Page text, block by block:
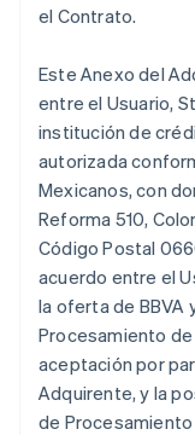
el Contrato.
Este Anexo del
entre el Usuario,
institución de
autorizada
Mexicanos, con
Reforma 510,
Código Postal
acuerdo entre el
la oferta de BBVA
Procesamiento de
aceptación por
Adquirente, y la
de